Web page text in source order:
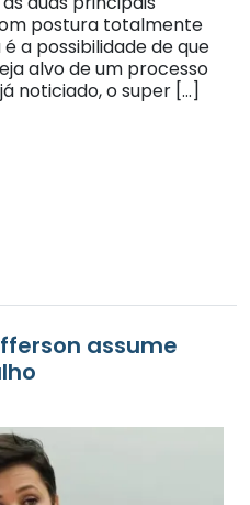
postura totalmente
a possibilidade de que
alvo de um processo
noticiado, o super […]
assume